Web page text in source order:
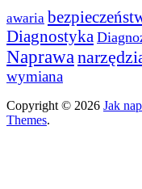
awaria
Diagnostyka
Naprawa
wymiana
Copyright © 2026 Jak
Themes.